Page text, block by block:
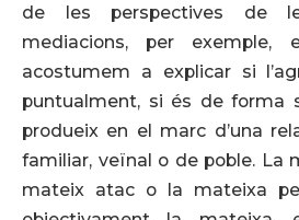
de les perspectives de
mediacions, per exemple,
acostumem a explicar si
puntualment, si és de forma
produeix en el marc d’una
familiar, veïnal o de poble. La
mateix atac o la mateixa